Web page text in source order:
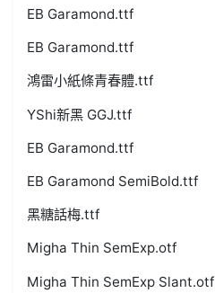
EB Garamond.ttf
EB Garamond.ttf
鴻雷小紙條青春體.ttf
YShi新黑 GGJ.ttf
EB Garamond.ttf
EB Garamond SemiBold.ttf
黑糖話梅.ttf
Migha Thin SemExp.otf
Migha Thin SemExp Slant.otf